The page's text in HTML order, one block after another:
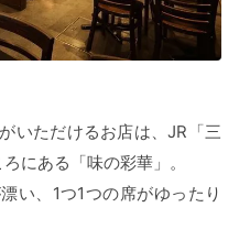
いただけるお店は、JR「三
にある「味の彩華」。
い、1つ1つの席がゆったり